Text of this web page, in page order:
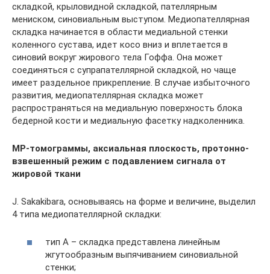
складкой, крыловидной складкой, пателлярным
мениском, синовиальным выступом. Медиопателлярная
складка начинается в области медиальной стенки
коленного сустава, идет косо вниз и вплетается в
синовий вокруг жирового тела Гоффа. Она может
соединяться с супрапателлярной складкой, но чаще
имеет раздельное прикрепление. В случае избыточного
развития, медиопателлярная складка может
распространяться на медиальную поверхность блока
бедерной кости и медиальную фасетку надколенника.
МР-томограммы, аксиальная плоскость, протонно-
взвешенный режим с подавлением сигнала от
жировой ткани
J. Sakakibara, основываясь на форме и величине, выделил
4 типа медиопателлярной складки:
тип А – складка представлена линейным
жгутообразным выпячиванием синовиальной
стенки;